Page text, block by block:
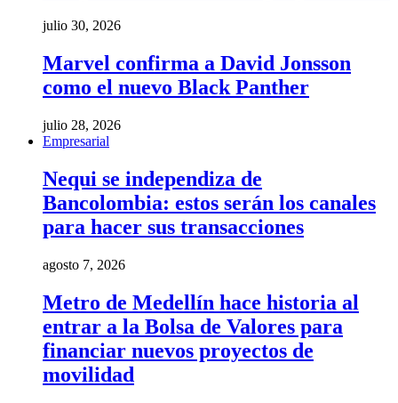
julio 30, 2026
Marvel confirma a David Jonsson
como el nuevo Black Panther
julio 28, 2026
Empresarial
Nequi se independiza de
Bancolombia: estos serán los canales
para hacer sus transacciones
agosto 7, 2026
Metro de Medellín hace historia al
entrar a la Bolsa de Valores para
financiar nuevos proyectos de
movilidad